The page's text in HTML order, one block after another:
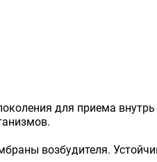
для приема
возбудителя.